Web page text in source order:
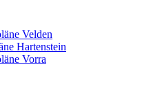
Velden
Hartenstein
Vorra